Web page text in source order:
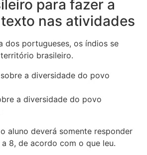
para fazer a
nas atividades
dos portugueses, os índios se
brasileiro.
a diversidade do povo
aluno deverá somente responder
8, de acordo com o que leu.